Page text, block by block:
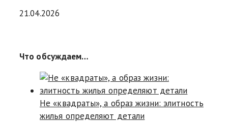
21.04.2026
Что обсуждаем…
Не «квадраты», а образ жизни: элитность
жилья определяют детали